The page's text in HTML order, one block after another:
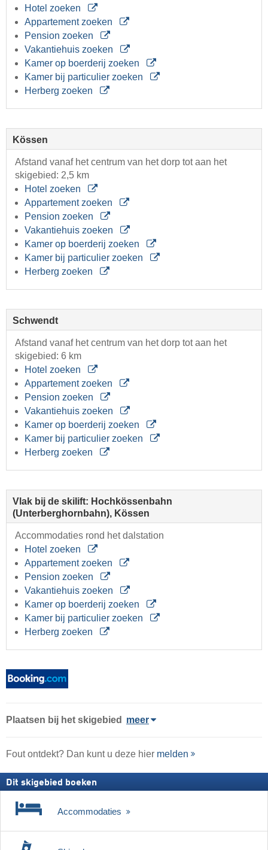
Hotel zoeken
Appartement zoeken
Pension zoeken
Vakantiehuis zoeken
Kamer op boerderij zoeken
Kamer bij particulier zoeken
Herberg zoeken
Kössen
Afstand vanaf het centrum van het dorp tot aan het
skigebied: 2,5 km
Hotel zoeken
Appartement zoeken
Pension zoeken
Vakantiehuis zoeken
Kamer op boerderij zoeken
Kamer bij particulier zoeken
Herberg zoeken
Schwendt
Afstand vanaf het centrum van het dorp tot aan het
skigebied: 6 km
Hotel zoeken
Appartement zoeken
Pension zoeken
Vakantiehuis zoeken
Kamer op boerderij zoeken
Kamer bij particulier zoeken
Herberg zoeken
Vlak bij de skilift: Hochkössenbahn
(Unterberghornbahn), Kössen
Accommodaties rond het dalstation
Hotel zoeken
Appartement zoeken
Pension zoeken
Vakantiehuis zoeken
Kamer op boerderij zoeken
Kamer bij particulier zoeken
Herberg zoeken
Plaatsen bij het skigebied meer
Fout ontdekt? Dan kunt u deze hier melden
Dit skigebied boeken
Accommodaties